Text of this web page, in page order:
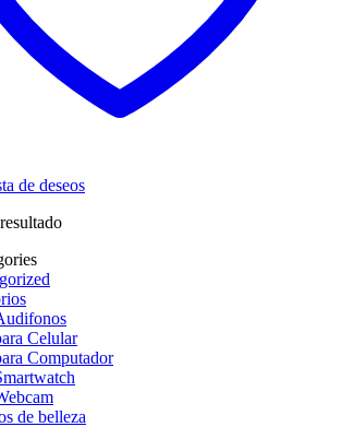
de deseos
Celular
Computador
de belleza